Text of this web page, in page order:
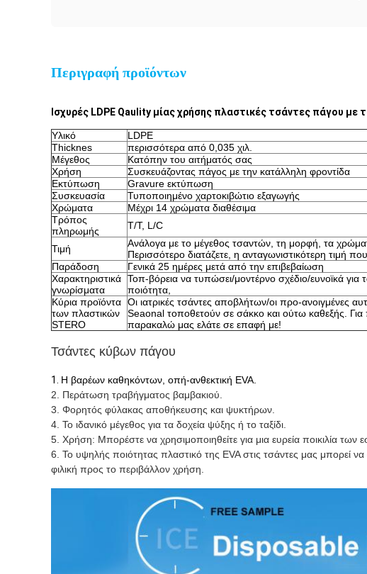
Περιγραφή προϊόντων
Ισχυρές LDPE Qaulity μίας χρήσης πλαστικές τσάντες πάγου με
Υλικό
LDPE
Thicknes
περισσότερα από 0,035 χιλ.
Μέγεθος
Κατόπην του αιτήματός σας
Χρήση
Συσκευάζοντας πάγος με την κατάλληλη φροντίδα
Εκτύπωση
Gravure εκτύπωση
Συσκευασία
Τυποποιημένο χαρτοκιβώτιο εξαγωγής
Χρώματα
Μέχρι 14 χρώματα διαθέσιμα
Τρόπος
πληρωμής
T/T, L/C
Τιμή
Ανάλογα με το μέγεθος τσαντών, τη μορφή, τα
Περισσότερο διατάζετε, η ανταγωνιστικότερη τιμή
Παράδοση
Γενικά 25 ημέρες μετά από την επιβεβαίωση
Χαρακτηριστικά
γνωρίσματα
Τοπ-βόρεια να τυπώσει/μοντέρνο σχέδιο/ευνοϊκά για
ποιότητα,
Κύρια προϊόντα
των πλαστικών
STERO
Οι ιατρικές τσάντες αποβλήτων/οι προ-ανοιγμένες
Seaonal τοποθετούν σε σάκκο και ούτω καθεξής. Για
παρακαλώ μας ελάτε σε επαφή με!
Τσάντες κύβων πάγου
1. Η βαρέων καθηκόντων, οπή-ανθεκτική EVA
2. Περάτωση τραβήγματος βαμβακιού
3. Φορητός φύλακας αποθήκευσης και ψυκτήρων
4. Το ιδανικό μέγεθος για τα δοχεία ψύξης ή το ταξίδι.
5. Χρήση: Μπορέστε να χρησιμοποιηθείτε για μια ευρεία ποικιλία
6. Το υψηλής ποιότητας πλαστικό της EVA στις τσάντες μας μπορεί
φιλική προς το περιβάλλον χρήση.